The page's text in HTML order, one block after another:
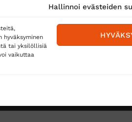
Hallinnoi evästeiden
tai yksilöllisiä
vaikuttaa
Toimitustavat
Matkahuolto
Postnord